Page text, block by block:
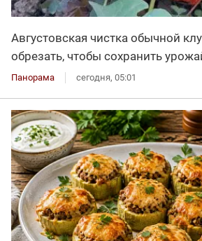
Августовская чистка обычной
обрезать, чтобы сохранить
Панорама сегодня, 05:01